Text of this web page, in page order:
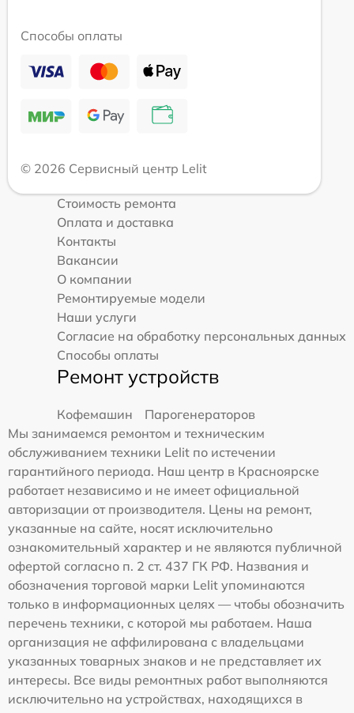
Способы оплаты
© 2026 Сервисный центр Lelit
Стоимость ремонта
Оплата и доставка
Контакты
Вакансии
О компании
Ремонтируемые модели
Наши услуги
Согласие на обработку персональных данных
Способы оплаты
Ремонт устройств
Кофемашин
Парогенераторов
Мы занимаемся ремонтом и техническим
обслуживанием техники Lelit по истечении
гарантийного периода. Наш центр в Красноярске
работает независимо и не имеет официальной
авторизации от производителя. Цены на ремонт,
указанные на сайте, носят исключительно
ознакомительный характер и не являются публичной
офертой согласно п. 2 ст. 437 ГК РФ. Названия и
обозначения торговой марки Lelit упоминаются
только в информационных целях — чтобы обозначить
перечень техники, с которой мы работаем. Наша
организация не аффилирована с владельцами
указанных товарных знаков и не представляет их
интересы. Все виды ремонтных работ выполняются
исключительно на устройствах, находящихся в